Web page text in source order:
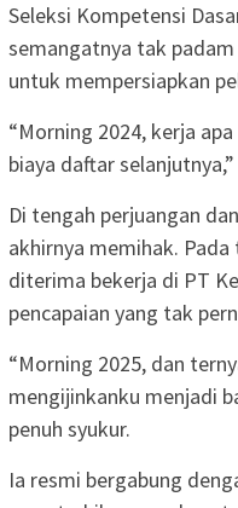
Seleksi Kompetensi
semangatnya tak
untuk mempersiapkan
“Morning 2024, kerja
biaya daftar
Di tengah perjuangan
akhirnya memihak.
diterima bekerja di PT
pencapaian yang tak
“Morning 2025, dan
mengijinkanku menjadi
penuh syukur.
Ia resmi bergabung